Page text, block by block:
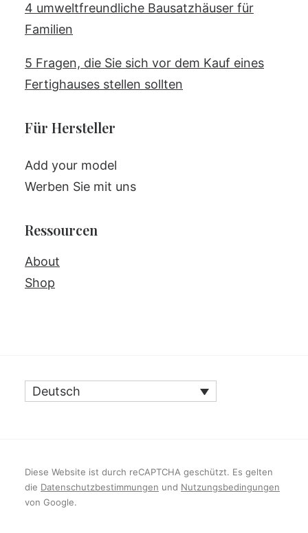
4 umweltfreundliche Bausatzhäuser für
Familien
5 Fragen, die Sie sich vor dem Kauf eines
Fertighauses stellen sollten
Für Hersteller
Add your model
Werben Sie mit uns
Ressourcen
About
Shop
Deutsch
Diese Website ist durch reCAPTCHA geschützt. Es gelten
die Datenschutzbestimmungen und Nutzungsbedingungen
von Google.